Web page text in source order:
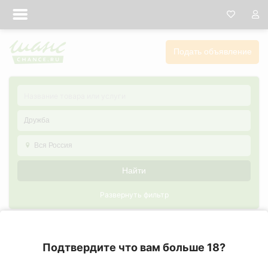
Подать объявление
Дружба
Вся Россия
Найти
Развернуть фильтр
Подтвердите что вам больше 18?